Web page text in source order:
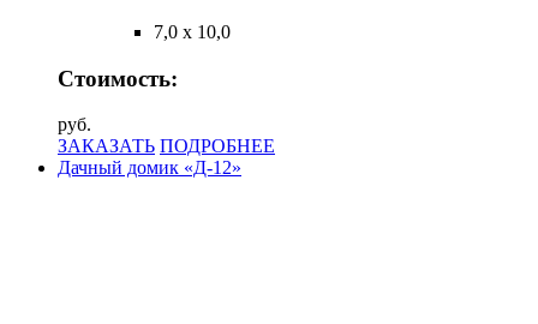
7,0 х 10,0
Стоимость:
руб.
ЗАКАЗАТЬ ПОДРОБНЕЕ
Дачный домик «Д-12»